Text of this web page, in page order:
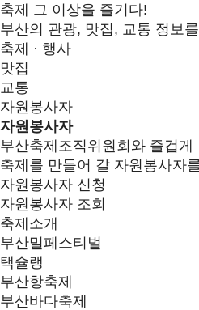
축제 그 이상을 즐기다!
부산의 관광, 맛집, 교통 정보
축제 · 행사
맛집
교통
자원봉사자
자원봉사자
부산축제조직위원회와 즐겁게
축제를 만들어 갈 자원봉사자
자원봉사자 신청
자원봉사자 조회
축제소개
부산밀페스티벌
택슐랭
부산항축제
부산바다축제